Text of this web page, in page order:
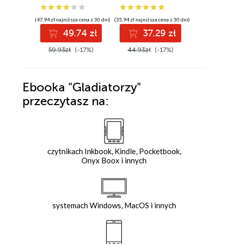
(47,94 zł najniższa cena z 30 dni)
49.74 zł
59.93zł (-17%)
(35,94 zł najniższa cena z 30 dni)
37.29 zł
44.93zł (-17%)
Ebooka "Gladiatorzy"
przeczytasz na:
czytnikach Inkbook, Kindle, Pocketbook,
Onyx Boox i innych
systemach Windows, MacOS i innych